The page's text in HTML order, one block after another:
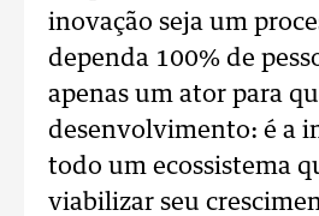
inovação seja um
dependa 100% de
apenas um ator para
desenvolvimento: é a
todo um ecossistema
viabilizar seu